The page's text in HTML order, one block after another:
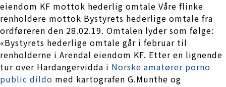
eiendom KF mottok hederlig omtale Våre flinke
renholdere mottok Bystyrets hederlige omtale fra
ordføreren den 28.02.19. Omtalen lyder som følge:
«Bystyrets hederlige omtale går i februar til
renholderne i Arendal eiendom KF. Etter en lignende
tur over Hardangervidda i Norske amatører porno
public dildo med kartografen G.Munthe og